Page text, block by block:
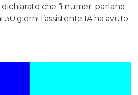
che “i numeri parlano
30 giorni l’assistente IA ha avuto